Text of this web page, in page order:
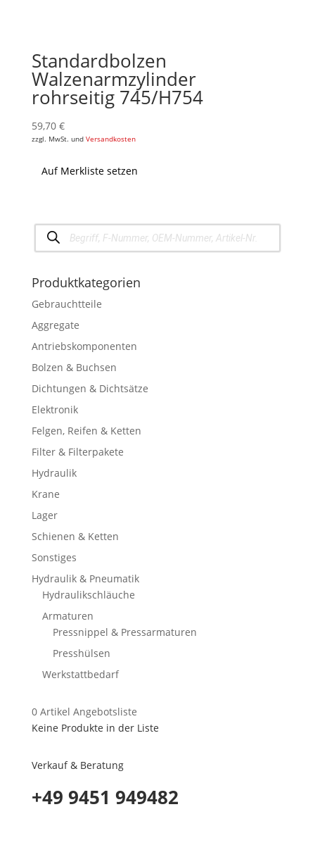
Standardbolzen
Walzenarmzylinder
rohrseitig 745/H754
59,70 €
zzgl. MwSt. und Versandkosten
Auf Merkliste setzen
Products
search
Produktkategorien
Gebrauchtteile
Aggregate
Antriebskomponenten
Bolzen & Buchsen
Dichtungen & Dichtsätze
Elektronik
Felgen, Reifen & Ketten
Filter & Filterpakete
Hydraulik
Krane
Lager
Schienen & Ketten
Sonstiges
Hydraulik & Pneumatik
Hydraulikschläuche
Armaturen
Pressnippel & Pressarmaturen
Presshülsen
Werkstattbedarf
0Artikel Angebotsliste
Keine Produkte in der Liste
Verkauf & Beratung
+49 9451 949482